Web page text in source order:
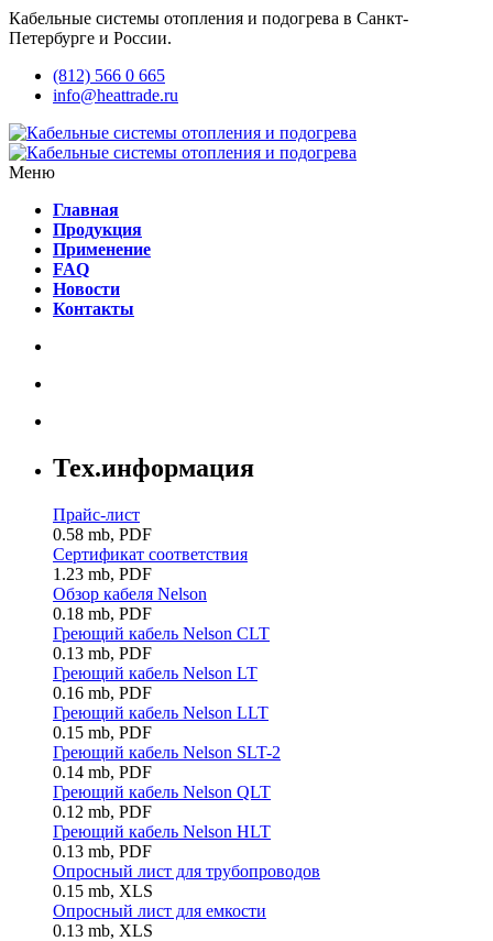
Кабельные системы отопления и подогрева в Санкт-
Петербурге и России.
(812) 566 0 665
info@heattrade.ru
Меню
Главная
Продукция
Применение
FAQ
Новости
Контакты
Тех.информация
Прайс-лист
0.58 mb, PDF
Сертификат соответствия
1.23 mb, PDF
Обзор кабеля Nelson
0.18 mb, PDF
Греющий кабель Nelson CLT
0.13 mb, PDF
Греющий кабель Nelson LT
0.16 mb, PDF
Греющий кабель Nelson LLT
0.15 mb, PDF
Греющий кабель Nelson SLT-2
0.14 mb, PDF
Греющий кабель Nelson QLT
0.12 mb, PDF
Греющий кабель Nelson HLT
0.13 mb, PDF
Опросный лист для трубопроводов
0.15 mb, XLS
Опросный лист для емкости
0.13 mb, XLS